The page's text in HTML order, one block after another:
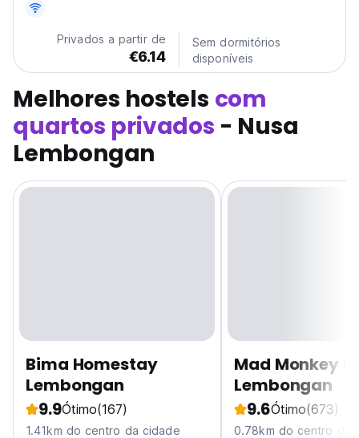
83 km da pousada.
Privados a partir de
€6.14
Sem dormitórios
disponíveis
Melhores hostels com
quartos privados - Nusa
Lembongan
Bima Homestay
Lembongan
9.9Ótimo(167)
1.41km do centro da cidade
Mad Monkey
Lembongan
9.6Ótimo(673)
0.78km do centro da